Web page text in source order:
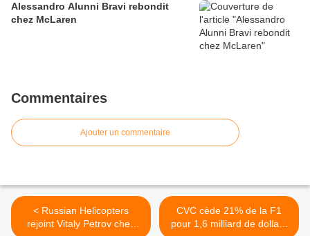
Alessandro Alunni Bravi rebondit
chez McLaren
Commentaires
Ajouter un commentaire
< Russian Helicopters
rejoint Vitaly Petrov chez
CVC cède 21% de la F1
pour 1,6 milliard de dollars